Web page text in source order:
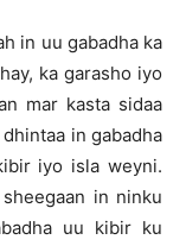
in uu gabadha ka
ka garasho iyo
mar kasta sidaa
in gabadha
iyo isla weyni.
in ninku
uu kibir ku